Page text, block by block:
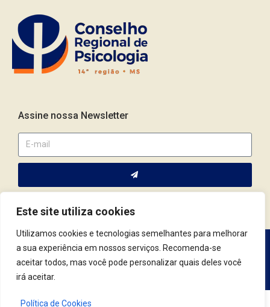
Este site utiliza cookies
Utilizamos cookies e tecnologias semelhantes para melhorar
a sua experiência em nossos serviços. Recomenda-se
aceitar todos, mas você pode personalizar quais deles você
irá aceitar.
Política de Cookies
Assine nossa Newsletter
Av. Fernando Corrêa da Costa, 2044 | Cep.: 79.004-311 | Campo
Grande / MS | (67) 3382.4801 | (67) 9123.7759